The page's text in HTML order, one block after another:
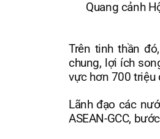
Quang cảnh
Trên tinh thần
chung, lợi ích
vực hơn 700 triệu
Lãnh đạo các
ASEAN-GCC,